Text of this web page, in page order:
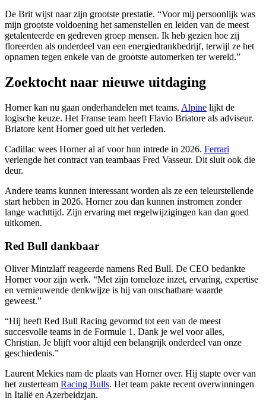
De Brit wijst naar zijn grootste prestatie. “Voor mij persoonlijk was
mijn grootste voldoening het samenstellen en leiden van de meest
getalenteerde en gedreven groep mensen. Ik heb gezien hoe zij
floreerden als onderdeel van een energiedrankbedrijf, terwijl ze het
opnamen tegen enkele van de grootste automerken ter wereld.”
Zoektocht naar nieuwe uitdaging
Horner kan nu gaan onderhandelen met teams. Alpine lijkt de
logische keuze. Het Franse team heeft Flavio Briatore als adviseur.
Briatore kent Horner goed uit het verleden.
Cadillac wees Horner al af voor hun intrede in 2026. Ferrari
verlengde het contract van teambaas Fred Vasseur. Dit sluit ook die
deur.
Andere teams kunnen interessant worden als ze een teleurstellende
start hebben in 2026. Horner zou dan kunnen instromen zonder
lange wachttijd. Zijn ervaring met regelwijzigingen kan dan goed
uitkomen.
Red Bull dankbaar
Oliver Mintzlaff reageerde namens Red Bull. De CEO bedankte
Horner voor zijn werk. “Met zijn tomeloze inzet, ervaring, expertise
en vernieuwende denkwijze is hij van onschatbare waarde
geweest.”
“Hij heeft Red Bull Racing gevormd tot een van de meest
succesvolle teams in de Formule 1. Dank je wel voor alles,
Christian. Je blijft voor altijd een belangrijk onderdeel van onze
geschiedenis.”
Laurent Mekies nam de plaats van Horner over. Hij stapte over van
het zusterteam Racing Bulls. Het team pakte recent overwinningen
in Italië en Azerbeidzjan.